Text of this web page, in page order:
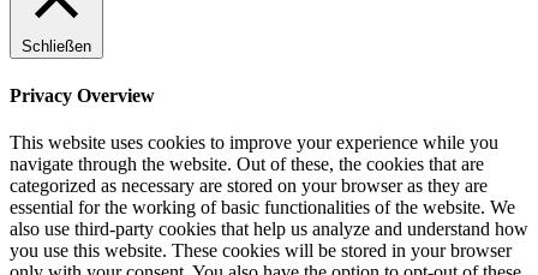
Schließen
Privacy Overview
This website uses cookies to improve your experience while you
navigate through the website. Out of these, the cookies that are
categorized as necessary are stored on your browser as they are
essential for the working of basic functionalities of the website. We
also use third-party cookies that help us analyze and understand how
you use this website. These cookies will be stored in your browser